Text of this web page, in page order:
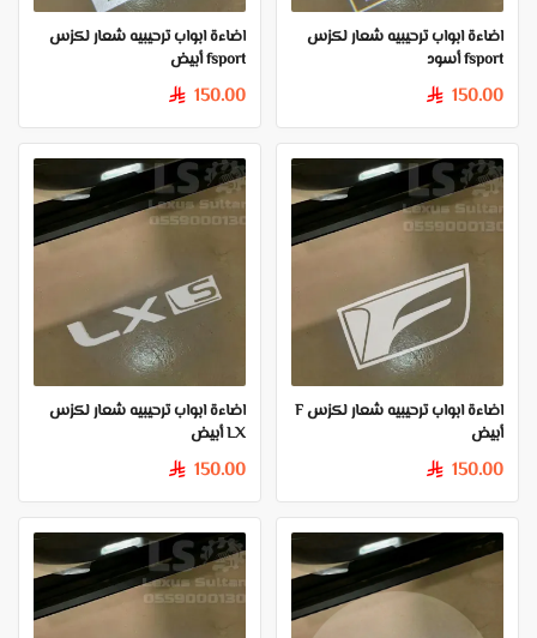
اضاءة ابواب ترحيبيه شعار لكزس
fsport أسود
150.00
§
اضاءة ابواب ترحيبيه شعار لكزس
fsport أبيض
150.00
§
اضاءة ابواب ترحيبيه شعار لكزس F
أبيض
150.00
§
اضاءة ابواب ترحيبيه شعار لكزس
LX أبيض
150.00
§